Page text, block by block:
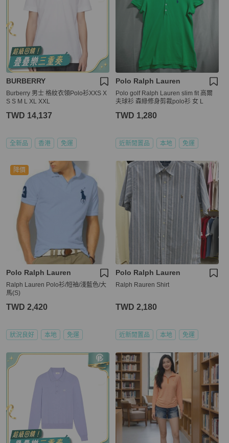
BURBERRY
Burberry 男士 格紋衣領Polo衫XXS X
S S M L XL XXL
TWD 14,137
全新品 香港 免運
Polo Ralph Lauren
Polo golf Ralph Lauren slim fit 高爾
夫球衫 森綠修身剪裁polo衫 女 L
TWD 1,280
近新閒置品 本地 免運
降價
Polo Ralph Lauren
Ralph Lauren Polo衫/短袖/淺藍色/大
馬(S)
TWD 2,420
狀況良好 本地 免運
Polo Ralph Lauren
Ralph Rauren Shirt
TWD 2,180
近新閒置品 本地 免運